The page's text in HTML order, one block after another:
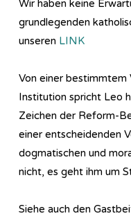
Wir haben keine
grundlegenden
unseren LINK
Von einer bestimmtem
Institution spricht Leo
Zeichen der Reform-
einer entscheidenden
dogmatischen und
nicht, es geht ihm um
Siehe auch den